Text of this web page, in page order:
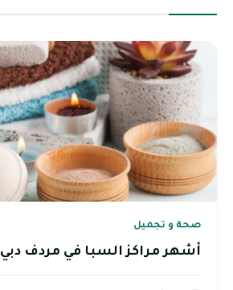
صحة و تجميل
أشهر مراكز السبا في مردف دبي